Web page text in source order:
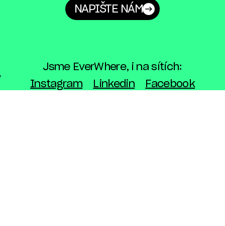
NAPIŠTE NÁM
Jsme EverWhere, i na sítích:
Instagram
Linkedin Facebook